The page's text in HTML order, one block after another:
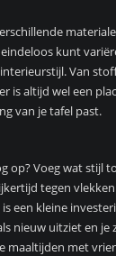
kunt
Van
is altijd wel een
van je tafel past.
op? Voeg wat stijl
tegen
een kleine
nieuw uitziet en
maaltijden met